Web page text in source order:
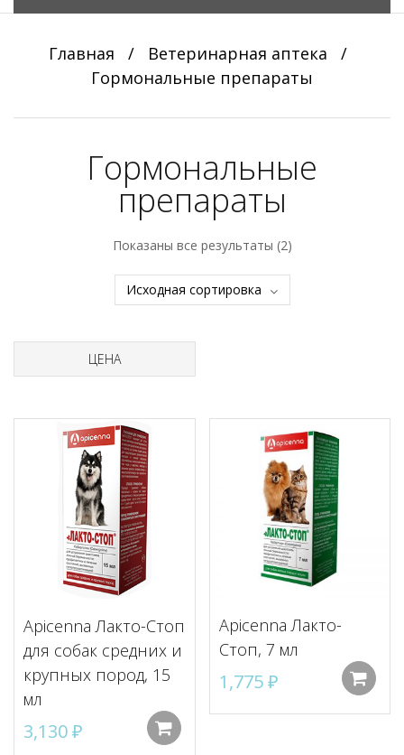
Главная / Ветеринарная аптека
/
Гормональные препараты
Гормональные
препараты
Показаны все результаты (2)
ЦЕНА
Apicenna Лакто-Стоп
для собак средних и
крупных пород, 15
мл
3,130₽
Apicenna Лакто-
Стоп, 7 мл
1,775₽